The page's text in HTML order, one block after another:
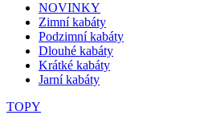
NOVINKY
Zimní kabáty
Podzimní kabáty
Dlouhé kabáty
Krátké kabáty
Jarní kabáty
TOPY